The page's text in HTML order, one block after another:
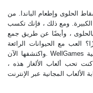
الحلوى وإطعام الباندا. من
الكبيرة. ومع ذلك ، فإنك تكسب
، وأيضًا عن طريق جمع
يين ويانغ. هل يمكنك حل 30 لغزًا؟ العب مع الحيوانات الرائعة
واكتشفها الآن. WellGames لديها مجموعة رائعة من ألعاب الفيزياء المجانية
تحب ألعاب الألغاز هذه ،